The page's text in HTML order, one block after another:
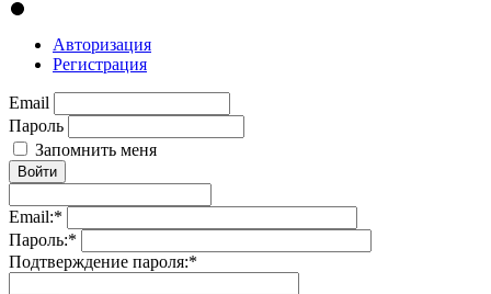
Авторизация
Регистрация
Email
Пароль
Запомнить меня
Войти
Email:*
Пароль:*
Подтверждение пароля:*